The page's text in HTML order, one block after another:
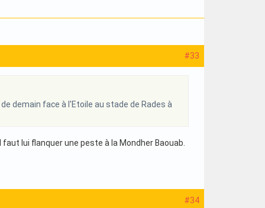
#33
demain face à l'Etoile au stade de Rades à
lui flanquer une peste à la Mondher Baouab.
#34